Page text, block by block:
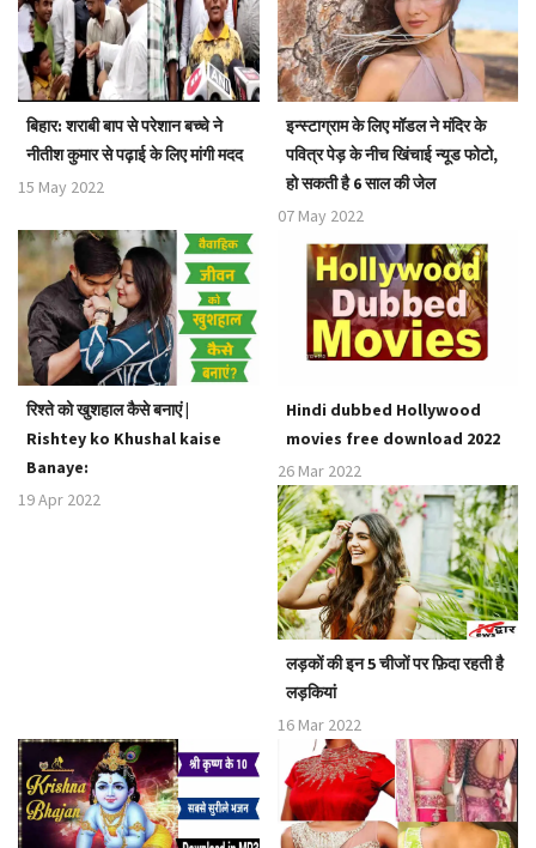
बिहार: शराबी बाप से परेशान बच्चे ने
नीतीश कुमार से पढ़ाई के लिए मांगी मदद
15 May 2022
इन्स्टाग्राम के लिए मॉडल ने मंदिर के
पवित्र पेड़ के नीच खिंचाई न्यूड फोटो,
हो सकती है 6 साल की जेल
07 May 2022
रिश्ते को खुशहाल कैसे बनाएं |
Rishtey ko Khushal kaise
Banaye:
19 Apr 2022
Hindi dubbed Hollywood
movies free download 2022
26 Mar 2022
लड़कों की इन 5 चीजों पर फ़िदा रहती है
लड़कियां
16 Mar 2022